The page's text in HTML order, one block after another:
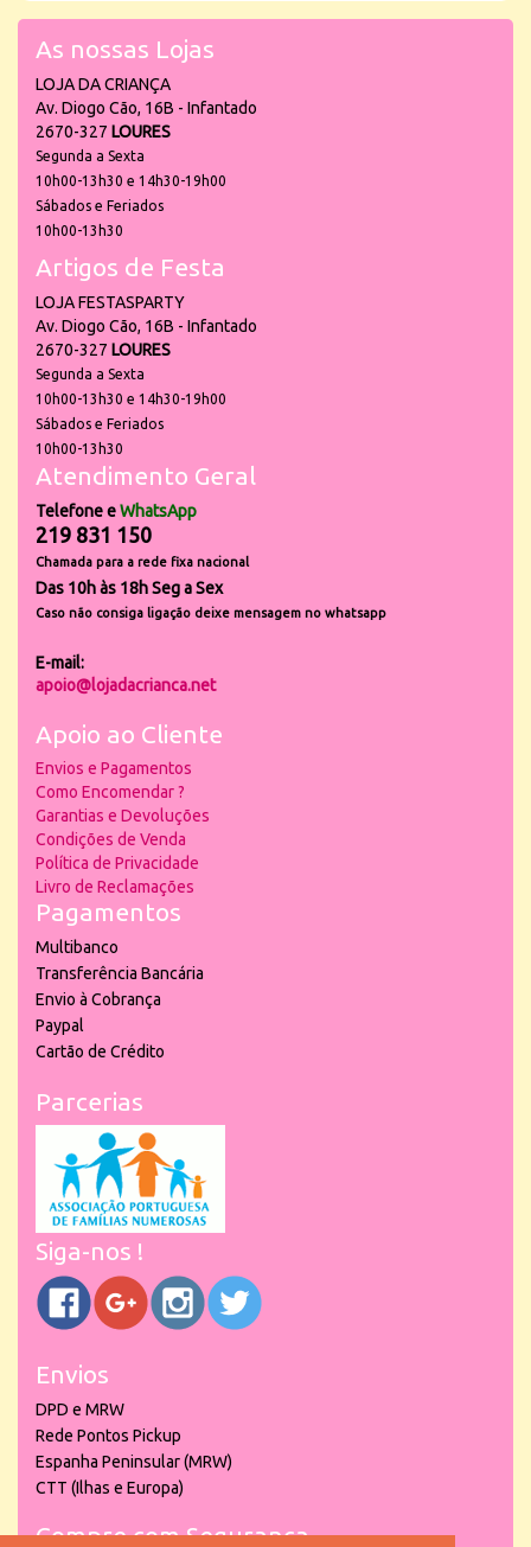
As nossas Lojas
LOJA DA CRIANÇA
Av. Diogo Cão, 16B - Infantado
2670-327 LOURES
Segunda a Sexta
10h00-13h30 e 14h30-19h00
Sábados e Feriados
10h00-13h30
Artigos de Festa
LOJA FESTASPARTY
Av. Diogo Cão, 16B - Infantado
2670-327 LOURES
Segunda a Sexta
10h00-13h30 e 14h30-19h00
Sábados e Feriados
10h00-13h30
Atendimento Geral
Telefone eWhatsApp
219 831 150
Chamada para a rede fixa nacional
Das 10h às 18h Seg a Sex
Caso não consiga ligação deixe mensagem no whatsapp
E-mail:
apoio@lojadacrianca.net
Apoio ao Cliente
Envios e Pagamentos
Como Encomendar ?
Garantias e Devoluções
Condições de Venda
Política de Privacidade
Livro de Reclamações
Pagamentos
Multibanco
Transferência Bancária
Envio à Cobrança
Paypal
Cartão de Crédito
Parcerias
Siga-nos !
Envios
DPD e MRW
Rede Pontos Pickup
Espanha Peninsular (MRW)
CTT (Ilhas e Europa)
Compre com Segurança